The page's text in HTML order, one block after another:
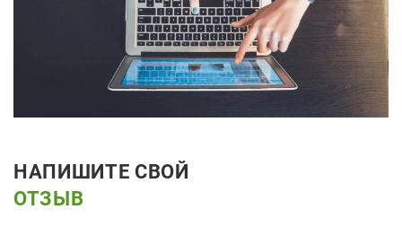
НАПИШИТЕ СВОЙ
ОТЗЫВ